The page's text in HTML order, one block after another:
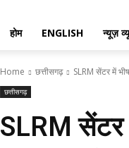
होम ENGLISH न्यूज़
Home छत्तीसगढ़ SLRM सेंटर में
छत्तीसगढ़
SLRM